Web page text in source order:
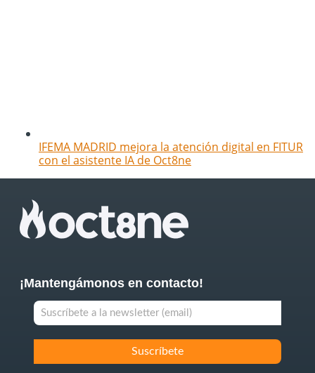
IFEMA MADRID mejora la atención digital en FITUR
con el asistente IA de Oct8ne
¡Mantengámonos en contacto!